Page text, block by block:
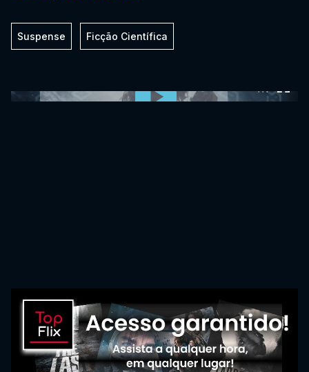
Suspense Ficção Científica